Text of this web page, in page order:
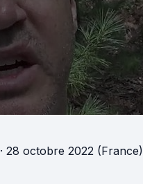
· 28 octobre 2022 (France)